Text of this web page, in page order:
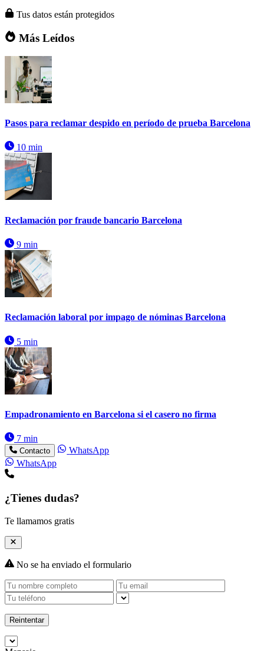
Tus datos están protegidos
Más Leídos
Pasos para reclamar despido en período de prueba Barcelona
10 min
Reclamación por fraude bancario Barcelona
9 min
Reclamación laboral por impago de nóminas Barcelona
5 min
Empadronamiento en Barcelona si el casero no firma
7 min
Contacto
WhatsApp
WhatsApp
¿Tienes dudas?
Te llamamos gratis
No se ha enviado el formulario
Reintentar